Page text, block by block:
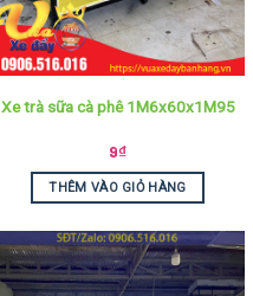
Xe trà sữa cà phê 1M6x60x1M95
9₫
THÊM VÀO GIỎ HÀNG